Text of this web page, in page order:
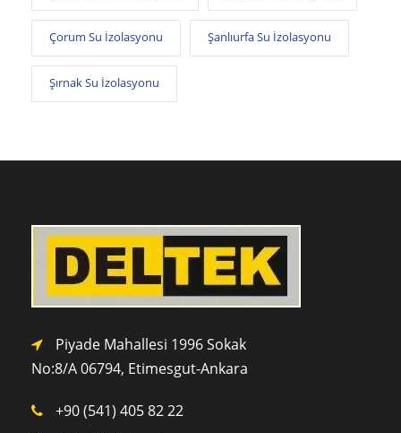
Çorum Su İzolasyonu Şanlıurfa Su İzolasyonu
Şırnak Su İzolasyonu
Piyade Mahallesi 1996 Sokak
No:8/A 06794, Etimesgut-Ankara
+90 (541) 405 82 22